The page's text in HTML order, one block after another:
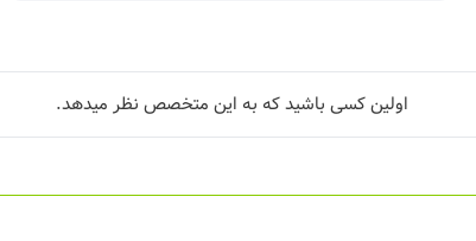
اولین کسی باشید که به این متخصص نظر میدهد.